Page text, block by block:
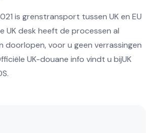
is grenstransport tussen UK en EU
UK desk heeft de processen al
doorlopen, voor u geen verrassingen
UK-douane info vindt u bijUK